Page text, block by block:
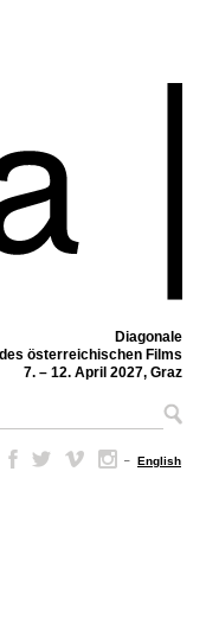
Diagonale
österreichischen Films
7. – 12. April 2027, Graz
– English